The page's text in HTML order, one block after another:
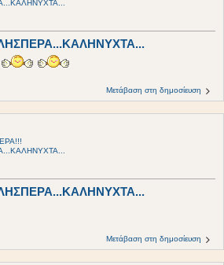
Μετάβαση στη δημοσίευση
Μετάβαση στη δημοσίευση